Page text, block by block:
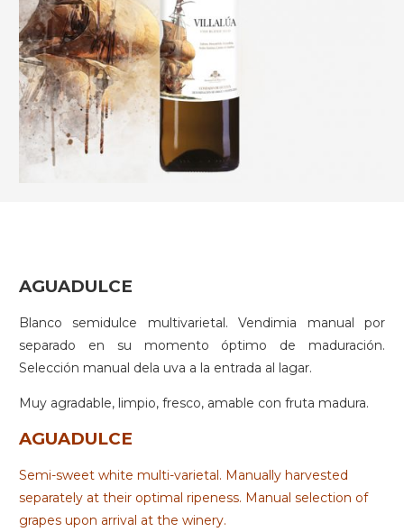
AGUADULCE
Blanco semidulce multivarietal. Vendimia manual por
separado en su momento óptimo de maduración.
Selección manual dela uva a la entrada al lagar.
Muy agradable, limpio, fresco, amable con fruta madura.
AGUADULCE
Semi-sweet white multi-varietal. Manually harvested
separately at their optimal ripeness. Manual selection of
grapes upon arrival at the winery.